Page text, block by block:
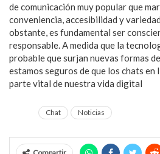
de comunicación muy popular que
conveniencia, accesibilidad y
obstante, es fundamental ser
responsable. A medida que la
probable que surjan nuevas formas
estamos seguros de que los chats en
parte vital de nuestra vida digital
Chat Noticias